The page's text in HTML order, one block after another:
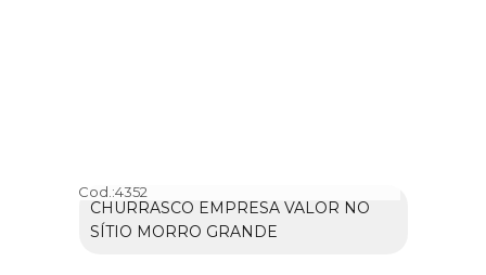
Cod.:4352
CHURRASCO EMPRESA VALOR NO
SÍTIO MORRO GRANDE